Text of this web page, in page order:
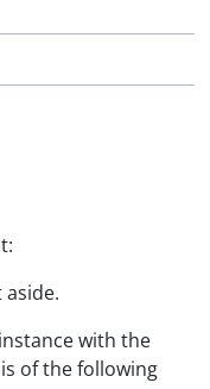
aside.
with the
of the following